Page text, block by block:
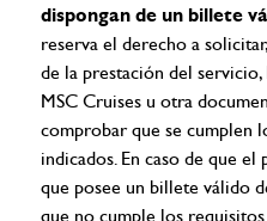
dispongan de un billete
reserva el derecho a
de la prestación del
MSC Cruises u otra
comprobar que se cumplen
indicados. En caso de que el
que posee un billete válido
que no cumple los